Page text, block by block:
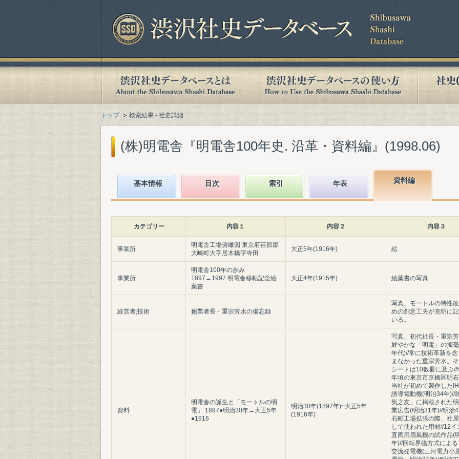
トップ 検索結果 - 社史詳細
(株)明電舎『明電舎100年史. 沿革・資料編』(1998.06)
基本情報 目次 索引 年表 資料編
カテゴリー 内容１ 内容２ 内容３
事業所
明電舎工場俯瞰図 東京府荏原郡
大崎町大字居木橋字寺田
大正5年(1916年) 絵
事業所
明電舎100年の歩み
1897→1997 明電舎移転記念絵
葉書
大正4年(1915年) 絵葉書の写真
経営者;技術 創業者長・重宗芳水の備忘録
写真、モートルの特性
めの創意工夫が克明に
いる。
資料
明電舎の誕生と「モートルの明
電」 1897●明治30年→大正5年
●1916
明治30年(1897年)~大正5年
(1916年)
写真、初代社長・重宗
鮮やかな「明電」の揮
年代)//常に技術革新を
まなかった重宗芳水。
シートは10数冊に及ぶ//
年頃の東京市京橋区明
当社が初めて製作した
誘導電動機(明治34年)//
気之友」に掲載された
業広告(明治31年)//明治
石町工場拡張の際、社
して使われた用材//12イ
直両用扇風機の試作品(
年)//回転界磁方式によ
交流発電機(三河電力小